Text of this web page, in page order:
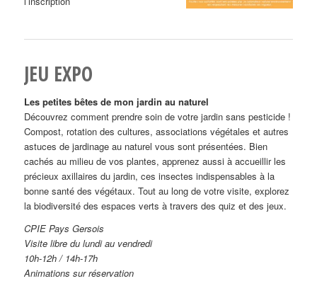
JEU EXPO
Les petites bêtes de mon jardin au naturel
Découvrez comment prendre soin de votre jardin sans pesticide !
Compost, rotation des cultures, associations végétales et autres
astuces de jardinage au naturel vous sont présentées. Bien
cachés au milieu de vos plantes, apprenez aussi à accueillir les
précieux axillaires du jardin, ces insectes indispensables à la
bonne santé des végétaux. Tout au long de votre visite, explorez
la biodiversité des espaces verts à travers des quiz et des jeux.
CPIE Pays Gersois
Visite libre du lundi au vendredi
10h-12h / 14h-17h
Animations sur réservation